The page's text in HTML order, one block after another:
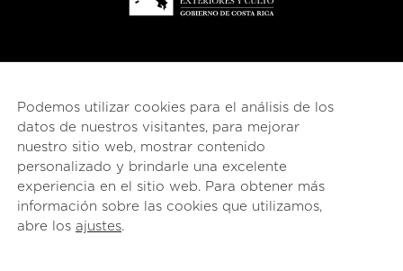
Podemos utilizar cookies para el análisis de los
datos de nuestros visitantes, para mejorar
nuestro sitio web, mostrar contenido
personalizado y brindarle una excelente
experiencia en el sitio web. Para obtener más
información sobre las cookies que utilizamos,
abre los ajustes.